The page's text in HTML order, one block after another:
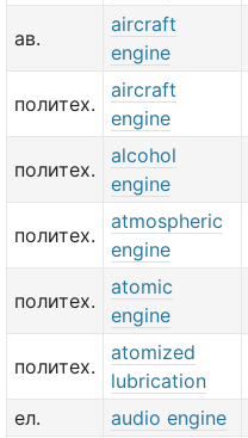
ав.
aircraft
engine
политех.
aircraft
engine
политех.
alcohol
engine
политех.
atmospheric
engine
политех.
atomic
engine
политех.
atomized
lubrication
ел. audio engine